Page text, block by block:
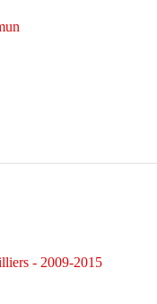
- 2009-2015